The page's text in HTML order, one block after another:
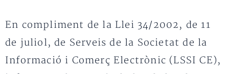
En compliment de la Llei 34/2002, de 11
de juliol, de Serveis de la Societat de la
Informació i Comerç Electrònic (LSSI CE),